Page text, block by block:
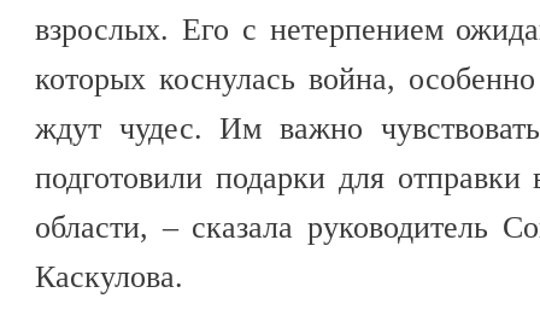
взрослых. Его с нетерпением
которых коснулась война,
ждут чудес. Им важно
подготовили подарки для
области, – сказала руководитель
Каскулова.